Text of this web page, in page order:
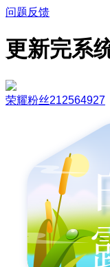
问题反馈
更新完系
荣耀粉丝212564927